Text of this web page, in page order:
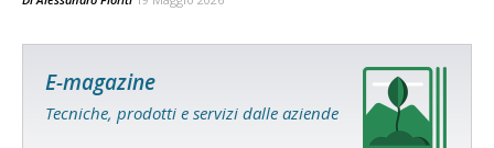
E-magazine
Tecniche, prodotti e servizi dalle aziende